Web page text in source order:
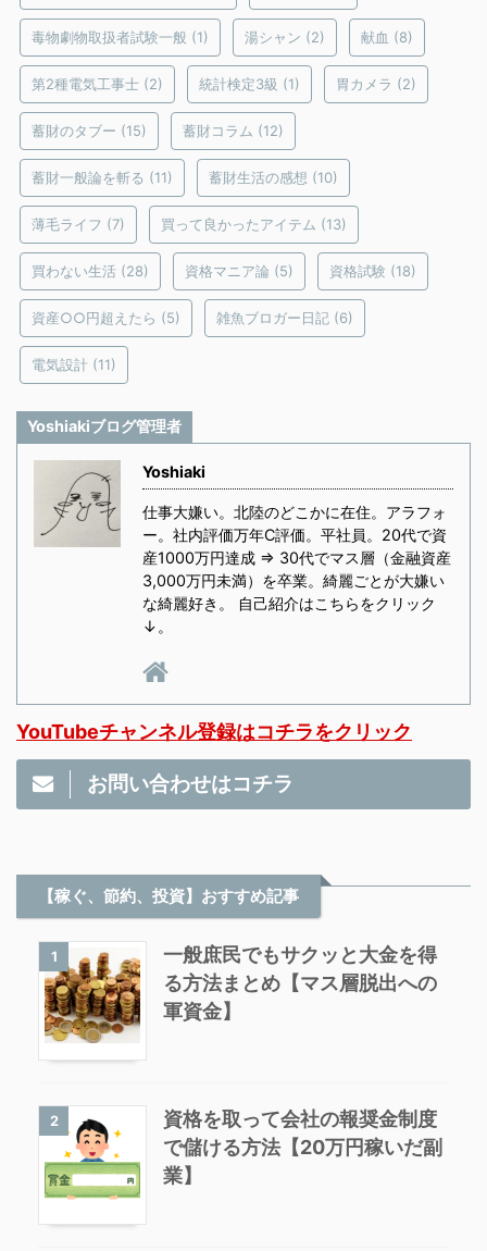
毒物劇物取扱者試験一般 (1) 湯シャン (2) 献血 (8)
第2種電気工事士 (2) 統計検定3級 (1) 胃カメラ (2)
蓄財のタブー (15) 蓄財コラム (12)
蓄財一般論を斬る (11) 蓄財生活の感想 (10)
薄毛ライフ (7) 買って良かったアイテム (13)
買わない生活 (28) 資格マニア論 (5) 資格試験 (18)
資産○○円超えたら (5) 雑魚ブロガー日記 (6)
電気設計 (11)
Yoshiakiブログ管理者
Yoshiaki
仕事大嫌い。北陸のどこかに在住。アラフォ
ー。社内評価万年C評価。平社員。20代で資
産1000万円達成 ⇒ 30代でマス層（金融資産
3,000万円未満）を卒業。綺麗ごとが大嫌い
な綺麗好き。 自己紹介はこちらをクリック
↓。
YouTubeチャンネル登録はコチラをクリック
お問い合わせはコチラ
【稼ぐ、節約、投資】おすすめ記事
1
一般庶民でもサクッと大金を得
る方法まとめ【マス層脱出への
軍資金】
2
資格を取って会社の報奨金制度
で儲ける方法【20万円稼いだ副
業】